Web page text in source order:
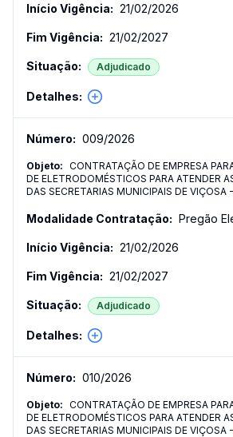
21/02/2026
21/02/2027
Adjudicado
009/2026
CONTRATAÇÃO DE EMPRESA
DE ELETRODOMÉSTICOS PARA ATENDER
DAS SECRETARIAS MUNICIPAIS DE VIÇOSA
Pregão
21/02/2026
21/02/2027
Adjudicado
010/2026
CONTRATAÇÃO DE EMPRESA
DE ELETRODOMÉSTICOS PARA ATENDER
DAS SECRETARIAS MUNICIPAIS DE VIÇOSA